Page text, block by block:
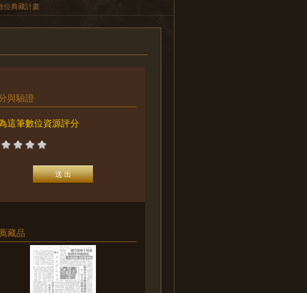
位典藏計畫
與驗證
這筆數位資源評分
藏品